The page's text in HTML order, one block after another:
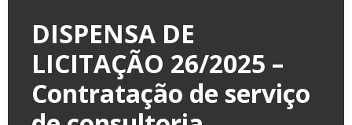
DISPENSA DE
LICITAÇÃO 26/2025 –
Contratação de serviço